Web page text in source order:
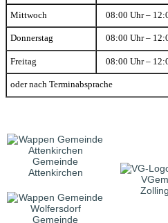
Mittwoch 08:00 Uhr –
Donnerstag 08:00 Uhr –
Freitag 08:00 Uhr –
oder nach Terminabsprache
Gemeinde
Attenkirchen
VGem
Zolling
Gemeinde